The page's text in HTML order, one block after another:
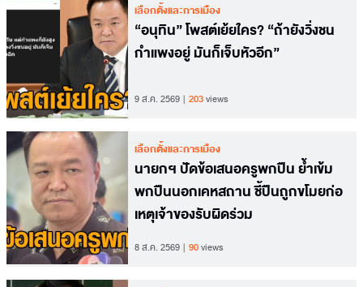
เลือกตั้งและการเมือง
“อนุทิน” โพสต์เย้ยใคร? “ถ้ายังวิ่งชน
กำแพงอยู่ มันก็เจ็บหัวอีก”
9 ส.ค. 2569 203views
เลือกตั้งและการเมือง
นายกฯ ปัดข้อเสนอครูพกปืน ย้ำเข้ม
พกปืนนอกเคหสถาน ชี้ปืนถูกขโมยก่อ
เหตุเจ้าของรับผิดร่วม
8 ส.ค. 2569 90views